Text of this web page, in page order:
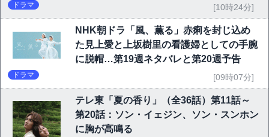
ドラマ [10時24分]
NHK朝ドラ「風、薫る」赤痢を封じ込め
た見上愛と上坂樹里の看護婦としての手腕
に脱帽…第19週ネタバレと第20週予告
ドラマ [09時07分]
テレ東「夏の香り」（全36話）第11話～
第20話：ソン・イェジン、ソン・スンホン
に胸が高鳴る